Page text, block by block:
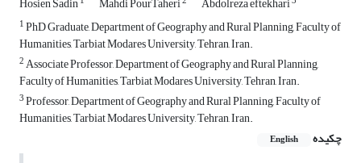
1PhD Graduate, Department of Geography and Rural Planning, Faculty of
Humanities, Tarbiat Modares University, Tehran, Iran.
2Associate Professor, Department of Geography and Rural Planning,
Faculty of Humanities, Tarbiat Modares University, Tehran, Iran.
3Professor, Department of Geography and Rural Planning, Faculty of
Humanities, Tarbiat Modares University, Tehran, Iran.
چکیده
English